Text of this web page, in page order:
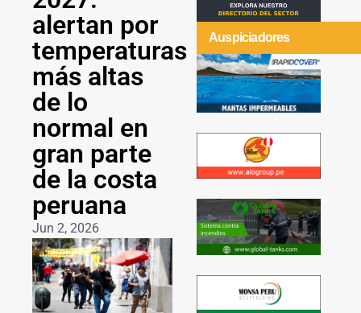
alertan por
temperaturas
más altas
de lo
normal en
gran parte
de la costa
peruana
Jun 2, 2026
Auspiciadores